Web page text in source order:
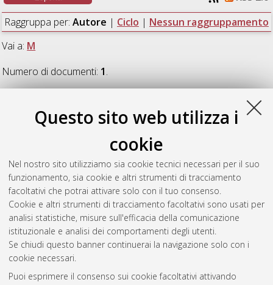
Questo sito web utilizza i
cookie
Nel nostro sito utilizziamo sia cookie tecnici necessari per il suo
funzionamento, sia cookie e altri strumenti di tracciamento
facoltativi che potrai attivare solo con il tuo consenso.
Cookie e altri strumenti di tracciamento facoltativi sono usati per
analisi statistiche, misure sull'efficacia della comunicazione
istituzionale e analisi dei comportamenti degli utenti.
Se chiudi questo banner continuerai la navigazione solo con i
cookie necessari.
Puoi esprimere il consenso sui cookie facoltativi attivando
Raggruppa per: Autore | Ciclo | Nessun raggruppamento
Vai a: M
Numero di documenti: 1.
Abdominal aortic aneurysm treatment
, [Dissertation thesis], Alma Mater
Studiorum Università di Bologna. Dottorato di ricerca in
Scienze chirurgiche , 32 Ciclo. DOI
10.48676/unibo/amsdottorato/9291.
Questa lista e' stata generata ilFri Aug 7 20:32:20 2026 CEST
Atom